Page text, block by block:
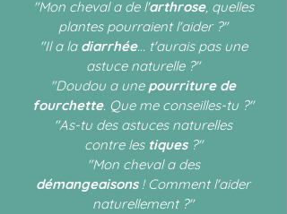
"Mon cheval a de l'arthrose, quelles
plantes pourraient l'aider ?"
"Il a la diarrhée... t'aurais pas une
astuce naturelle ?"
"Doudou a une pourriture de
fourchette. Que me conseilles-tu ?"
"As-tu des astuces naturelles
contre les tiques?"
"Mon cheval a des
démangeaisons! Comment l'aider
naturellement ?"